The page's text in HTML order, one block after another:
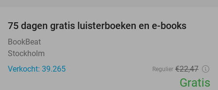
75 dagen gratis luisterboeken en e-books
BookBeat
Stockholm
Verkocht: 39.265
Regulier €22,47
Gratis